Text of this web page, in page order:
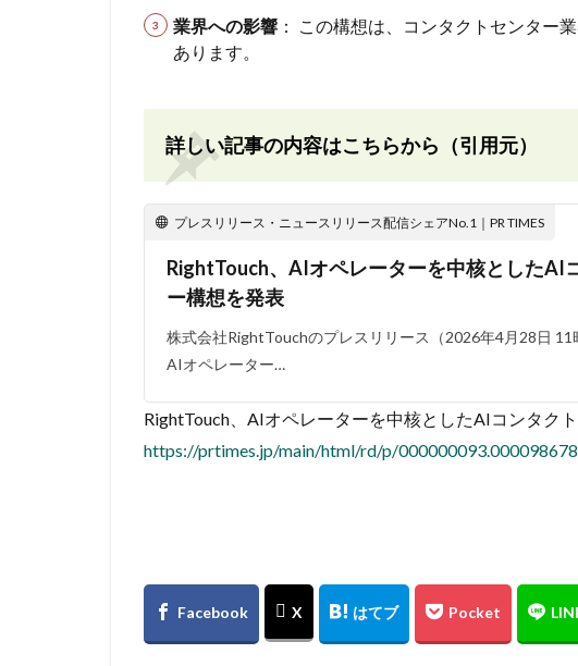
業界への影響 ： この構想は、コンタクトセンター
あります。
詳しい記事の内容はこちらから（引用元）
プレスリリース・ニュースリリース配信シェアNo.1｜PR TIMES
RightTouch、AIオペレーターを中核としたAI
ー構想を発表
株式会社RightTouchのプレスリリース（2026年4月28日 11
AIオペレーター…
RightTouch、AIオペレーターを中核としたAIコンタク
https://prtimes.jp/main/html/rd/p/